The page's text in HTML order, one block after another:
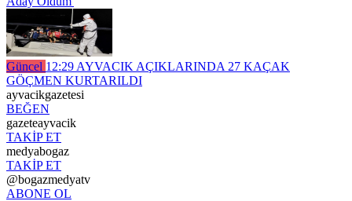
Güncel 12:29 AYVACIK AÇIKLARINDA 27 KAÇAK
GÖÇMEN KURTARILDI
ayvacikgazetesi
BEĞEN
gazeteayvacik
TAKİP ET
medyabogaz
TAKİP ET
@bogazmedyatv
ABONE OL